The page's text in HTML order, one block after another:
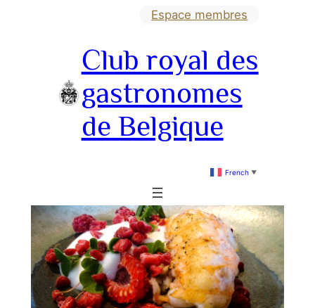
Espace membres
Club royal des
gastronomes
de Belgique
French ▼